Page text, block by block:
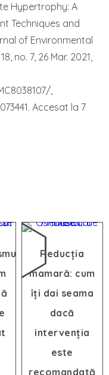
Hypertrophy: A
Techniques and
of Environmental
no. 7, 26 Mar. 2021,
,
Accesat la 7
Reducția
mamară: cum
îți dai seama
dacă
intervenția
este
recomandată